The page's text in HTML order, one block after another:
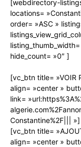
[webdirectory-
locations=
order= »ASC »
hide_count= »0″ ]
[vc_btn title= »VOIR
align= »center »
link=
Constantine%2F||| »]
[vc_btn title=
align= »center »